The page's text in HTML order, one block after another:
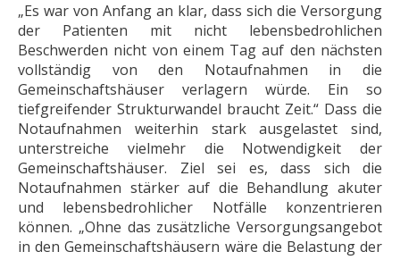
„Es war von Anfang an klar, dass sich die Versorgung
der Patienten mit nicht lebensbedrohlichen
Beschwerden nicht von einem Tag auf den nächsten
vollständig von den Notaufnahmen in die
Gemeinschaftshäuser verlagern würde. Ein so
tiefgreifender Strukturwandel braucht Zeit.“ Dass die
Notaufnahmen weiterhin stark ausgelastet sind,
unterstreiche vielmehr die Notwendigkeit der
Gemeinschaftshäuser. Ziel sei es, dass sich die
Notaufnahmen stärker auf die Behandlung akuter
und lebensbedrohlicher Notfälle konzentrieren
können. „Ohne das zusätzliche Versorgungsangebot
in den Gemeinschaftshäusern wäre die Belastung der